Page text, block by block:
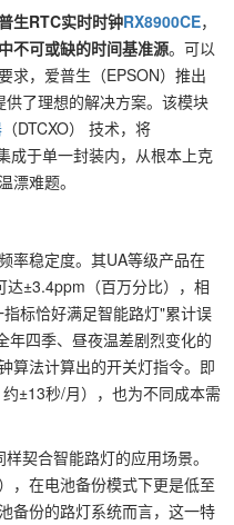
生RTC实时时钟RX8900CE，
不可或缺的时间基准源。可以
求，爱普生（EPSON）推出
供了理想的解决方案。该模块
（DTCXO） 技术，将
成于单一封装内，从根本上克
漂难题。
率稳定度。其UA等级产品在
±3.4ppm（百万分比），相
标恰好满足智能路灯"累计误
年四季、昼夜温差剧烈变化的
算法计算出的开关灯指令。即
±13秒/月），也为不同成本需
契合智能路灯的应用场景。
，在电池备份模式下更是低至
备份的路灯系统而言，这一特